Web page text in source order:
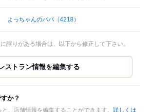
よっちゃんのパパ（4218）
誤りがある場合は、以下から修正して下さい。
か？
、店舗情報を編集することができます。 詳しくは